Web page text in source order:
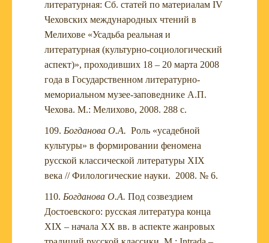
литературная: Сб. статей по материалам IV
Чеховских международных чтений в
Мелихове «Усадьба реальная и
литературная (культурно-социологический
аспект)», проходивших 18 – 20 марта 2008
года в Государственном литературно-
мемориальном музее-заповеднике А.П.
Чехова. М.: Мелихово, 2008. 288 с.
Богданова О.А. Роль «усадебной
культуры» в формировании феномена
русской классической литературы ХIХ
века // Филологические науки. 2008. № 6.
Богданова О.А. Под созвездием
Достоевского: русская литература конца
XIX – начала XX вв. в аспекте жанровых